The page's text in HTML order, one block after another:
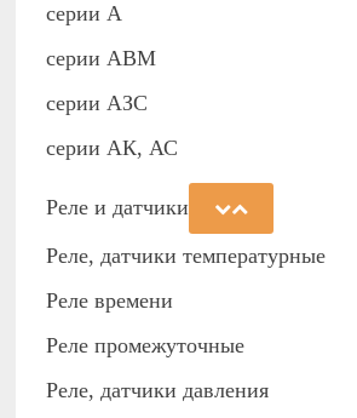
серии А
серии АВМ
cерии АЗС
серии АК, АС
Реле и датчики
Реле, датчики температурные
Реле времени
Реле промежуточные
Реле, датчики давления